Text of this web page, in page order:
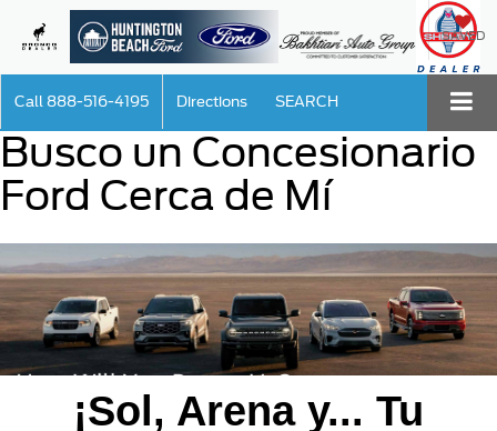
SAVED
Call 888-516-4195 Directions SEARCH
Busco un Concesionario
Ford Cerca de Mí
¡Sol, Arena y... Tu